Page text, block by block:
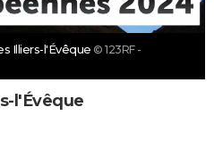
Illiers-l'Évêque © 123RF -
l'Évêque